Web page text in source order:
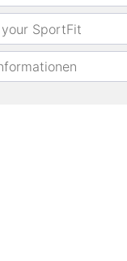
SportFit